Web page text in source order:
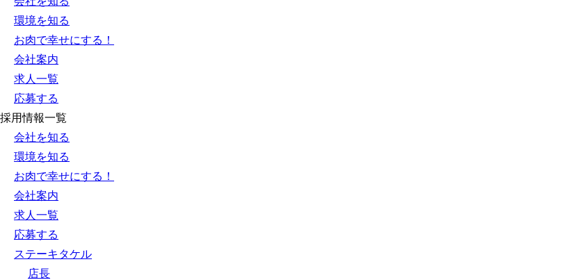
環境を知る
お肉で幸せにする！
会社案内
求人一覧
応募する
採用情報一覧
会社を知る
環境を知る
お肉で幸せにする！
会社案内
求人一覧
応募する
ステーキタケル
店長